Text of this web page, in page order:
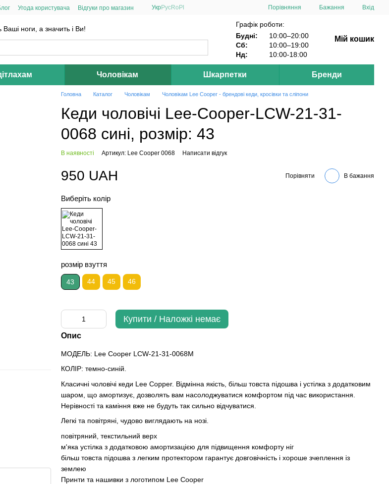
Угода користувача Відгуки про магазин УкрРусRo Pl Порівняння Бажання Вхід
ноги, а значить і Ви!
Графік роботи:
Будні:
10:00–20:00
Сб:
10:00–19:00
Нд:
10:00-18:00
Мій кошик
Чоловікам Шкарпетки Бренди
Головна Каталог Чоловікам Чоловікам Lee Cooper - брендові кеди, кросівки та сліпони
Кеди чоловічі Lee-Cooper-LCW-21-31-
0068 сині, розмір: 43
В наявності Артикул: Lee Cooper 0068 Написати відгук
950 UAH Порівняти В бажання
Виберіть колір
розмір взуття
43 44 45 46
Купити / Наложкі немає
Опис
МОДЕЛЬ: Lee Cooper LCW-21-31-0068M
КОЛІР: темно-синій.
Класичні чоловічі кеди Lee Copper. Відмінна якість, більш товста підошва і устілка з додатковим
шаром, що амортизує, дозволять вам насолоджуватися комфортом під час використання.
Нерівності та каміння вже не будуть так сильно відчуватися.
Легкі та повітряні, чудово виглядають на нозі.
повітряний, текстильний верх
м'яка устілка з додатковою амортизацією для підвищення комфорту ніг
більш товста підошва з легким протектором гарантує довговічність і хороше зчеплення із
землею
Принти та нашивки з логотипом Lee Cooper